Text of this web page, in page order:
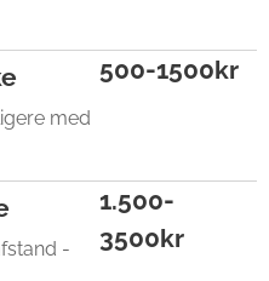
med
500-1500kr
-
1.500-
3500kr